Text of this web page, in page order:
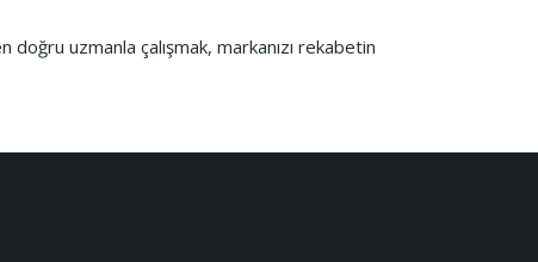
doğru uzmanla çalışmak, markanızı rekabetin